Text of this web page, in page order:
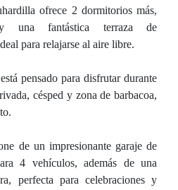
ofrece 2 dormitorios más,
una fantástica terraza de
para relajarse al aire libre.
pensado para disfrutar durante
césped y zona de barbacoa,
de un impresionante garaje de
4 vehículos, además de una
perfecta para celebraciones y